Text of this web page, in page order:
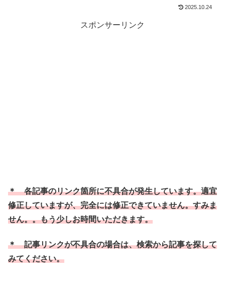
2025.10.24
スポンサーリンク
＊ 各記事のリンク箇所に不具合が発生しています。適宜
修正していますが、完全には修正できていません。すみま
せん。。もう少しお時間いただきます。
＊ 記事リンクが不具合の場合は、検索から記事を探して
みてください。